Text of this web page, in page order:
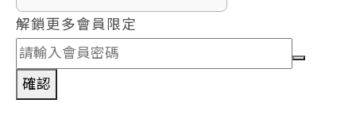
解鎖更多會員限定
確認